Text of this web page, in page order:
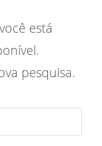
está
pesquisa.